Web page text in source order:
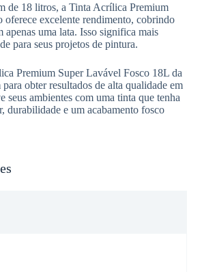
de 18 litros, a Tinta Acrílica Premium
oferece excelente rendimento, cobrindo
apenas uma lata. Isso significa mais
para seus projetos de pintura.
Premium Super Lavável Fosco 18L da
obter resultados de alta qualidade em
seus ambientes com uma tinta que tenha
durabilidade e um acabamento fosco